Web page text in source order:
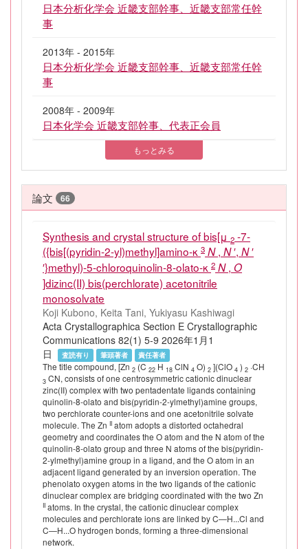
日本分析化学会 近畿支部幹事、近畿支部常任幹
事
2013年 - 2015年
日本分析化学会 近畿支部幹事、近畿支部常任幹
事
2008年 - 2009年
日本化学会 近畿支部幹事、代表正会員
もっとみる
論文 66
Synthesis and crystal structure of bis[μ 2 -7-
({bis[(pyridin-2-yl)methyl]amino-κ 3 N, N′, N′
′}methyl)-5-chloroquinolin-8-olato-κ 2 N, O
]dizinc(II) bis(perchlorate) acetonitrile
monosolvate
Koji Kubono, Keita Tani, Yukiyasu Kashiwagi
Acta Crystallographica Section E Crystallographic
Communications 82(1) 5-9 2026年1月1
日
査読有り 筆頭著者 責任著者
The title compound, [Zn 2 (C 22 H 18 ClN 4 O) 2 ](ClO 4 ) 2 ·CH
3 CN, consists of one centrosymmetric cationic dinuclear
zinc(II) complex with two pentadentate ligands containing
quinolin-8-olato and bis(pyridin-2-ylmethyl)amine groups,
two perchlorate counter-ions and one acetonitrile solvate
molecule. The Zn II atom adopts a distorted octahedral
geometry and coordinates the O atom and the N atom of the
quinolin-8-olato group and three N atoms of the bis(pyridin-
2-ylmethyl)amine group in a ligand, and the O atom in an
adjacent ligand generated by an inversion operation. The
phenolato oxygen atoms in the two ligands of the cationic
dinuclear complex are bridging coordinated with the two Zn
II atoms. In the crystal, the cationic dinuclear complex
molecules and perchlorate ions are linked by C—H...Cl and
C—H...O hydrogen bonds, forming a three-dimensional
network.